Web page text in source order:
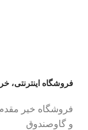
فروشگاه اینترنتی،
و گاوصندوق